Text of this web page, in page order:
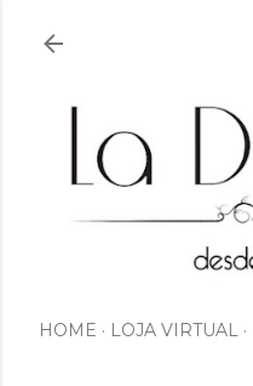
HOME LOJA VIRTUAL